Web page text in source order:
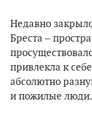
Недавно
Бреста –
привлекла к
абсолютно
и пожилые люди.